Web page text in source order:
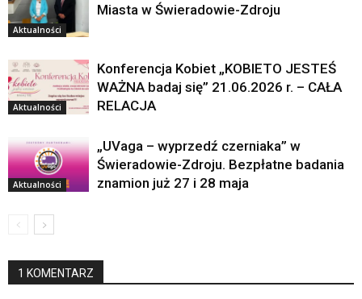
Aktualności
Miasta w Świeradowie-Zdroju
Aktualności
Konferencja Kobiet „KOBIETO JESTEŚ
WAŻNA badaj się” 21.06.2026 r. – CAŁA
RELACJA
Aktualności
„UVaga – wyprzedź czerniaka” w
Świeradowie-Zdroju. Bezpłatne badania
znamion już 27 i 28 maja
1 KOMENTARZ